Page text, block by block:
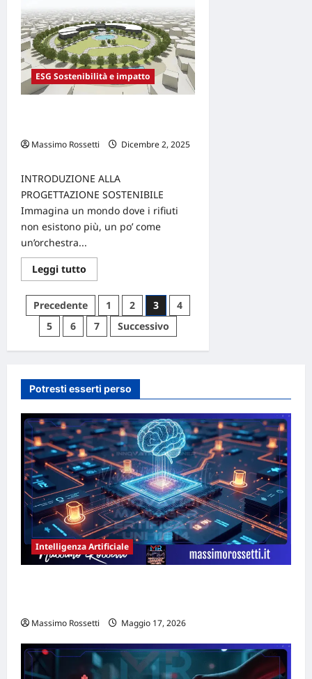
TRANSIZIONE
ENERGETICA,
Smart
Grid
e
energy-
as-
a-
service
come
ESG Sostenibilità e impatto
Massimo Rossetti
Dicembre 2, 2025
INTRODUZIONE ALLA
PROGETTAZIONE SOSTENIBILE
Immagina un mondo dove i rifiuti
non esistono più, un po’ come
un’orchestra...
Leggi tutto
di
su
Progettazione
sostenibile
circular
Paginazione
degli
articoli
Precedente 1 2 3
4
5
6 7 Successivo
Potresti esserti perso
Intelligenza Artificiale
Massimo Rossetti Maggio 17, 2026